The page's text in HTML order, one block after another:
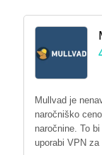
Mullvad je
naročniško
naročnine. To
uporabi VPN za